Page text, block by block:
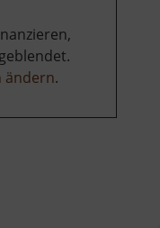
ändern.